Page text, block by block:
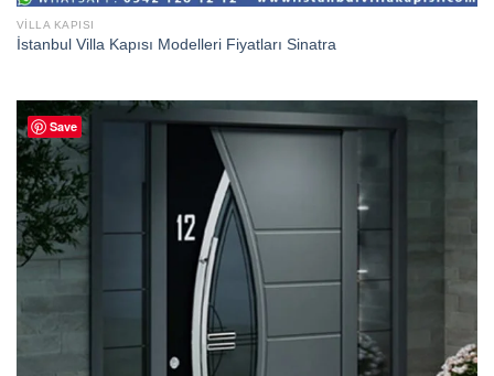
VILLA KAPISI
İstanbul Villa Kapısı Modelleri Fiyatları Sinatra
Save